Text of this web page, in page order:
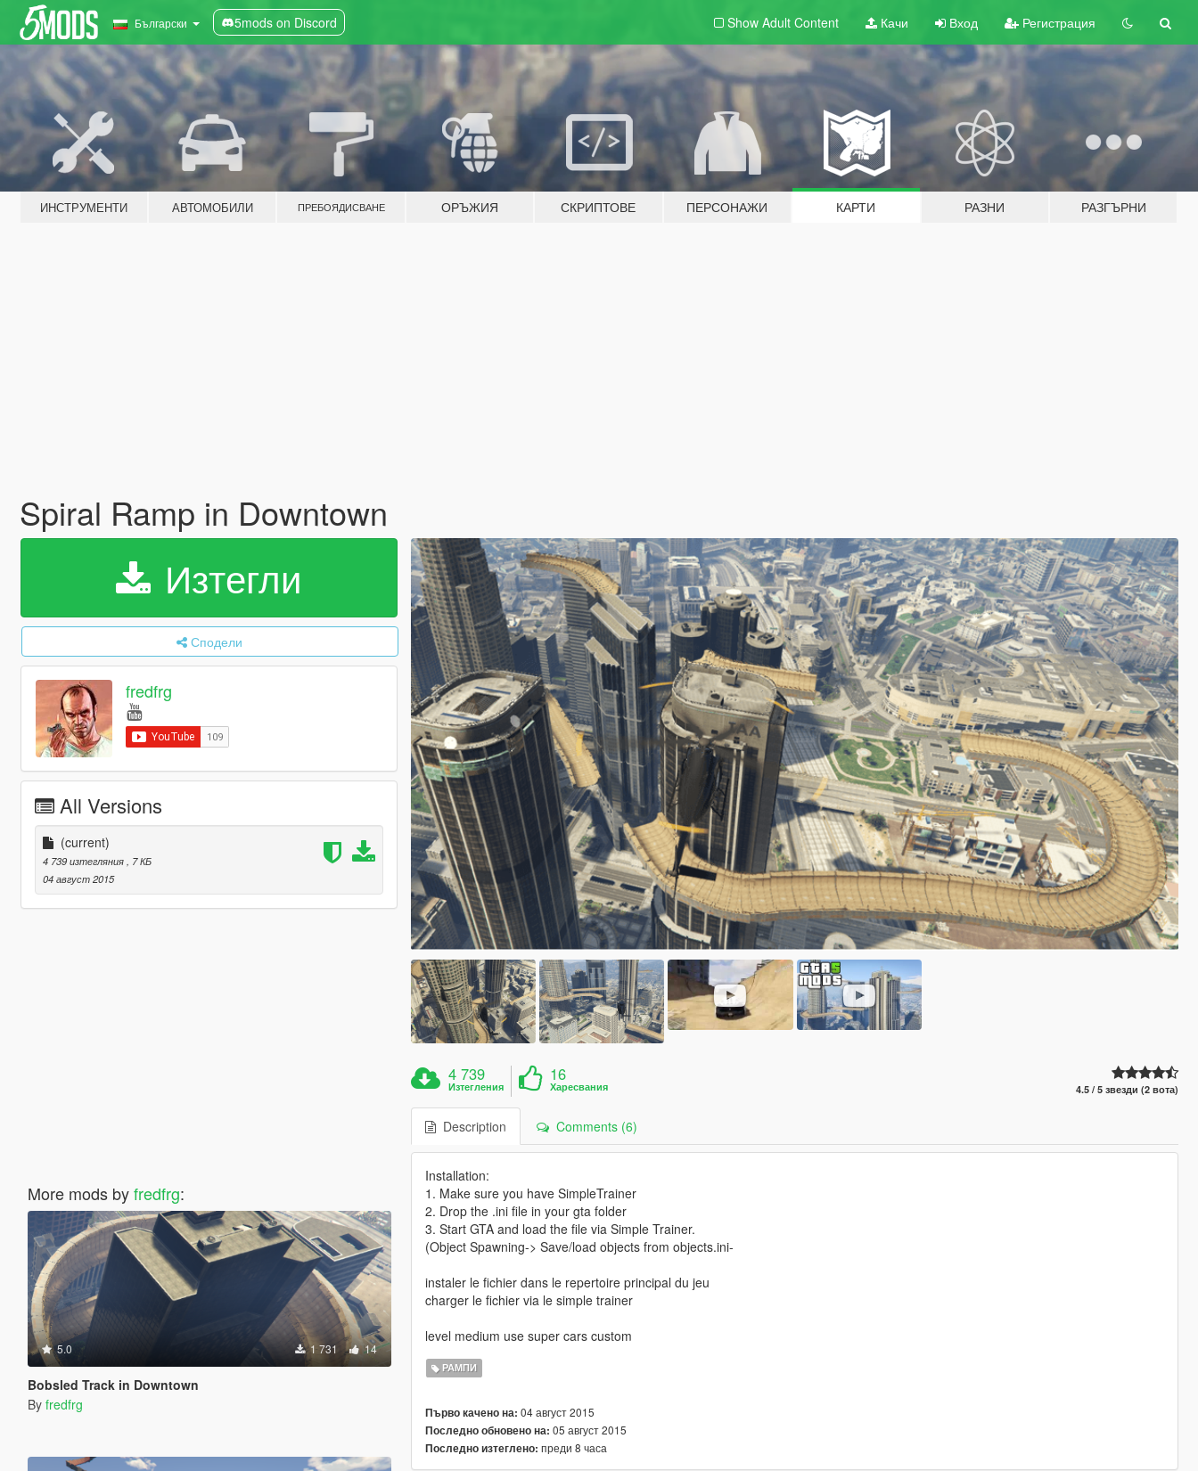
Български 5mods on Discord Show Adult Content Качи Вход Регистрация
ИНСТРУМЕНТИ АВТОМОБИЛИ ПРЕБОЯДИСВАНЕ ОРЪЖИЯ СКРИПТОВЕ ПЕРСОНАЖИ КАРТИ РАЗНИ РАЗГЪРНИ
Spiral Ramp in Downtown
Изтегли
Сподели
fredfrg
All Versions
(current)
4 739 изтегляния
, 7 КБ
04 август 2015
More mods byfredfrg:
5.0 1 731 14
Bobsled Track in Downtown
By fredfrg
4 739
Изтегления
16
Харесвания 4.5 / 5 звезди (2 вота)
Description Comments (6)
Installation:
1. Make sure you have SimpleTrainer
2. Drop the .ini file in your gta folder
3. Start GTA and load the file via Simple Trainer.
(Object Spawning-> Save/load objects from objects.ini-
instaler le fichier dans le repertoire principal du jeu
charger le fichier via le simple trainer
level medium use super cars custom
РАМПИ
Първо качено на: 04 август 2015
Последно обновено на: 05 август 2015
Последно изтеглено: преди 8 часа